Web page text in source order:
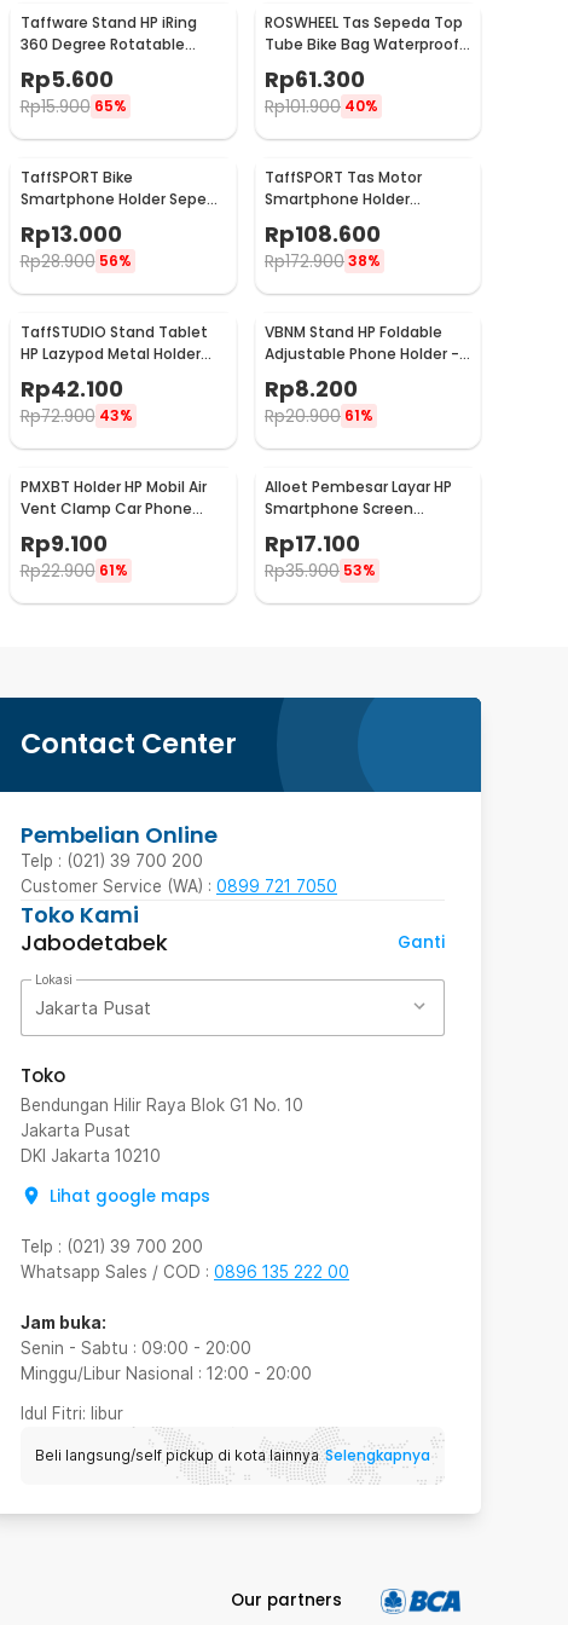
Taffware Stand HP iRing
360 Degree Rotatable
Phone Holder - R20
Rp5.600
Rp15.900 65%
ROSWHEEL Tas Sepeda Top
Tube Bike Bag Waterproof
Holder HP 6 Inch - ROS12
Rp61.300
Rp101.900 40%
TaffSPORT Bike
Smartphone Holder Sepeda
Universal Bicycle - JR-OK5
Rp13.000
Rp28.900 56%
TaffSPORT Tas Motor
Smartphone Holder
Motorcycle Fuel Bag - SA212
Rp108.600
Rp172.90038%
TaffSTUDIO Stand Tablet
HP Lazypod Metal Holder
Rp42.100
Rp72.900 43%
VBNM Stand HP Foldable
Adjustable Phone Holder -
Rp8.200
Rp20.900 61%
PMXBT Holder HP Mobil Air
Vent Clamp Car Phone
Rp9.100
Rp22.900 61%
Alloet Pembesar Layar HP
Smartphone Screen
Rp17.100
Rp35.900 53%
Contact Center
Pembelian Online
Telp : (021) 39 700 200
Customer Service (WA) : 0899 721 7050
Toko Kami
Jabodetabek
Ganti
Lokasi
Jakarta Pusat
Toko
Bendungan Hilir Raya Blok G1 No. 10
Jakarta Pusat
DKI Jakarta 10210
Lihat google maps
Telp : (021) 39 700 200
Whatsapp Sales / COD : 0896 135 222 00
Jam buka:
Senin - Sabtu : 09:00 - 20:00
Minggu/Libur Nasional : 12:00 - 20:00
Idul Fitri: libur
Beli langsung/self pickup di kota lainnya Selengkapnya
Our partners